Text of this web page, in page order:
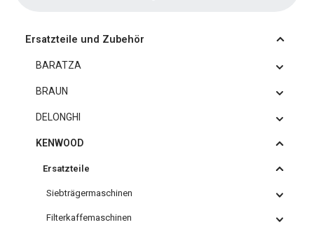
Ersatzteile und Zubehör
BARATZA
BRAUN
DELONGHI
KENWOOD
Ersatzteile
Siebträgermaschinen
Filterkaffemaschinen